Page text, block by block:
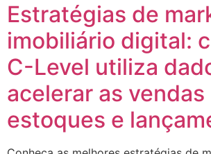
Estratégias de
imobiliário digital:
C-Level utiliza
acelerar as vendas
estoques e